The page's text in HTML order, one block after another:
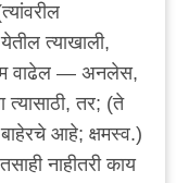
त्याखाली,
वाढेल — अनलेस,
त्यासाठी, तर; (ते
बाहेरचे आहे; क्षमस्व.)
नाहीतरी काय